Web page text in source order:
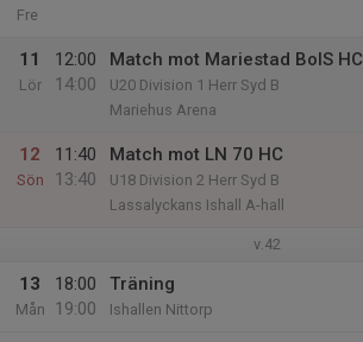
Fre
11
Lör
12:00
14:00
Match mot Mariestad BoIS HC
U20 Division 1 Herr Syd B
Mariehus Arena
12
Sön
11:40
13:40
Match mot LN 70 HC
U18 Division 2 Herr Syd B
Lassalyckans Ishall A-hall
v.42
13
Mån
18:00
19:00
Träning
Ishallen Nittorp